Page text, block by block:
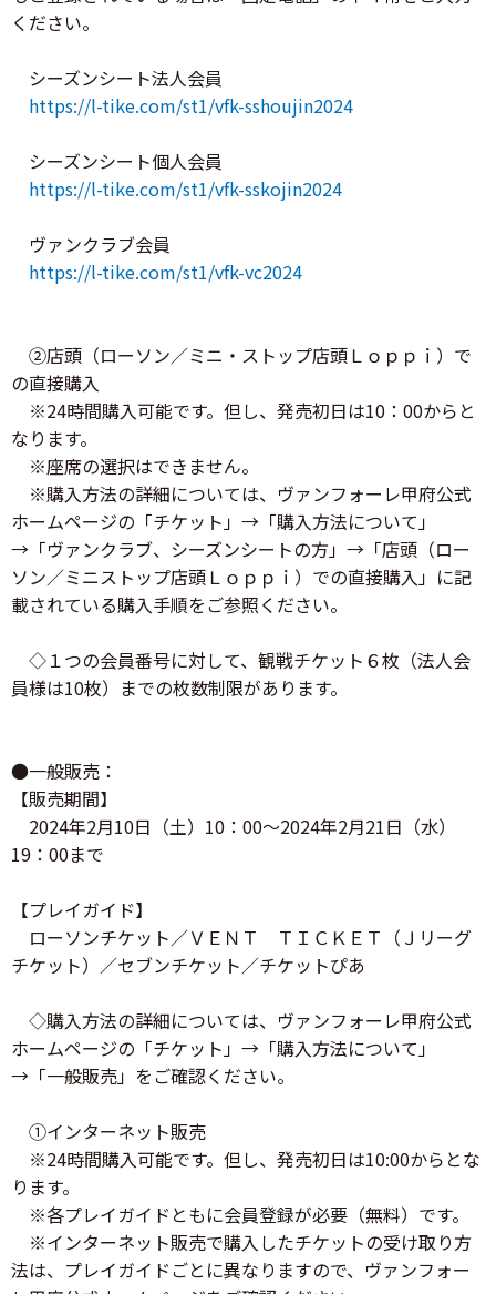
ください。
シーズンシート法人会員
https://l-tike.com/st1/vfk-sshoujin2024
シーズンシート個人会員
https://l-tike.com/st1/vfk-sskojin2024
ヴァンクラブ会員
https://l-tike.com/st1/vfk-vc2024
②店頭（ローソン／ミニ・ストップ店頭Ｌｏｐｐｉ）で
の直接購入
※24時間購入可能です。但し、発売初日は10：00からと
なります。
※座席の選択はできません。
※購入方法の詳細については、ヴァンフォーレ甲府公式
ホームページの「チケット」→「購入方法について」
→「ヴァンクラブ、シーズンシートの方」→「店頭（ロー
ソン／ミニストップ店頭Ｌｏｐｐｉ）での直接購入」に記
載されている購入手順をご参照ください。
◇１つの会員番号に対して、観戦チケット６枚（法人会
員様は10枚）までの枚数制限があります。
●一般販売：
【販売期間】
2024年2月10日（土）10：00～2024年2月21日（水）
19：00まで
【プレイガイド】
ローソンチケット／ＶＥＮＴ ＴＩＣＫＥＴ（Ｊリーグ
チケット）／セブンチケット／チケットぴあ
◇購入方法の詳細については、ヴァンフォーレ甲府公式
ホームページの「チケット」→「購入方法について」
→「一般販売」をご確認ください。
①インターネット販売
※24時間購入可能です。但し、発売初日は10:00からとな
ります。
※各プレイガイドともに会員登録が必要（無料）です。
※インターネット販売で購入したチケットの受け取り方
法は、プレイガイドごとに異なりますので、ヴァンフォー